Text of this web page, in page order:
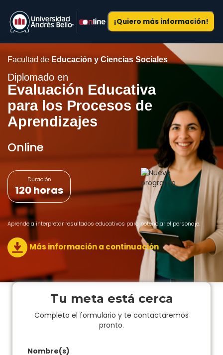
¡Quiero más información!
Facultad de Educación y Ciencias Sociales
Diplomado en
Evaluación Educativa
para los Procesos de
Aprendizajes
Online
Duración
120 horas
Aprende a interpretar resultados educativos para potenciar el personaje.
Más información a continuación
Tu meta está cerca
Completa el formulario y te contactaremos
pronto.
Nombre(s)